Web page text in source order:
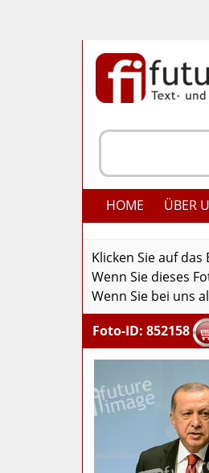
HOME ÜBER
Klicken Sie auf
Wenn Sie dieses
Wenn Sie bei uns
Foto-ID: 852158